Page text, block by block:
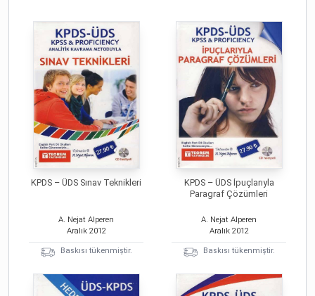
KPDS – ÜDS Sınav Teknikleri
A. Nejat Alperen
Aralık 2012
Baskısı tükenmiştir.
KPDS – ÜDS İpuçlarıyla
Paragraf Çözümleri
A. Nejat Alperen
Aralık 2012
Baskısı tükenmiştir.